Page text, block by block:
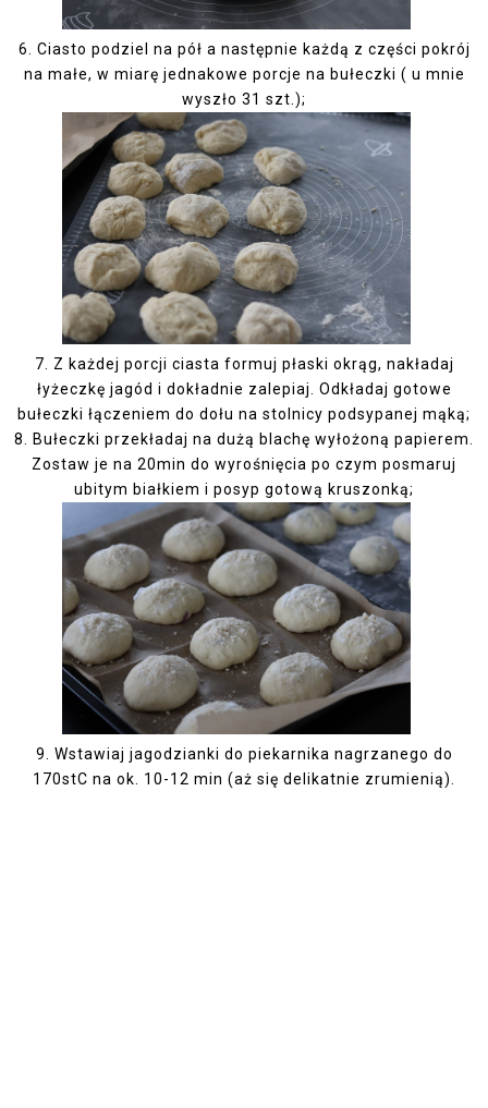
6. Ciasto podziel na pół a następnie każdą z części pokrój
na małe, w miarę jednakowe porcje na bułeczki ( u mnie
wyszło 31 szt.);
7. Z każdej porcji ciasta formuj płaski okrąg, nakładaj
łyżeczkę jagód i dokładnie zalepiaj. Odkładaj gotowe
bułeczki łączeniem do dołu na stolnicy podsypanej mąką;
8.
Bułeczki przekładaj na dużą blachę wyłożoną papierem.
Zostaw je na 20min do wyrośnięcia po czym posmaruj
ubitym białkiem i posyp gotową kruszonką;
9. Wstawiaj jagodzianki do piekarnika nagrzanego do
170stC na ok. 10-12 min (aż się delikatnie zrumienią).